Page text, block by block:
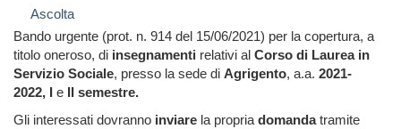
Ascolta
Bando urgente (prot. n. 914 del 15/06/2021) per la copertura, a
titolo oneroso, di insegnamenti relativi al Corso di Laurea in
Servizio Sociale, presso la sede di Agrigento, a.a. 2021-
2022, I e II semestre.
Gli interessati dovranno inviare la propriadomandatramite